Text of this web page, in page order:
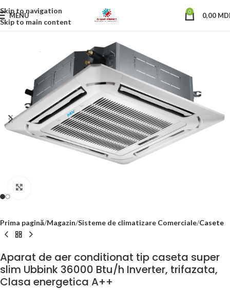
Skip to navigation
Skip to main content
MENU 0 0,00
Prima pagină Magazin Sisteme de climatizare Comerciale Casete
Aparat de aer conditionat tip caseta super
slim Ubbink 36000 Btu/h Inverter, trifazata,
Clasa energetica A++